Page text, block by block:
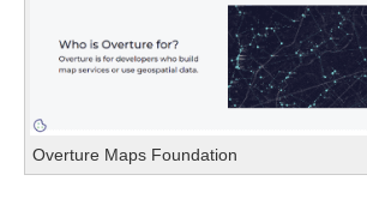
Overture Maps Foundation